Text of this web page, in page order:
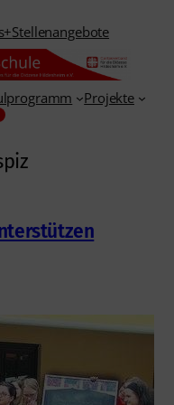
Stellenangebote
Projekte